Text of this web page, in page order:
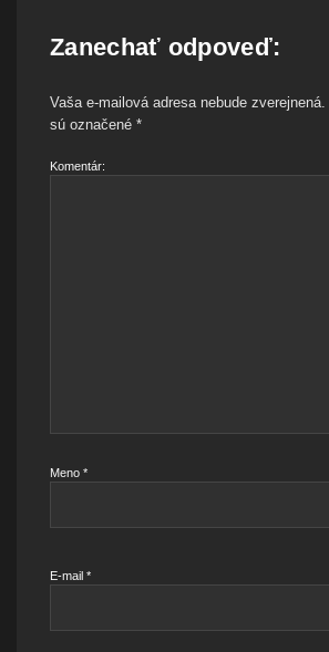
Zanechať odpoveď:
Vaša e-mailová adresa nebude zverejnená.
sú označené *
Komentár:
Meno *
E-mail *